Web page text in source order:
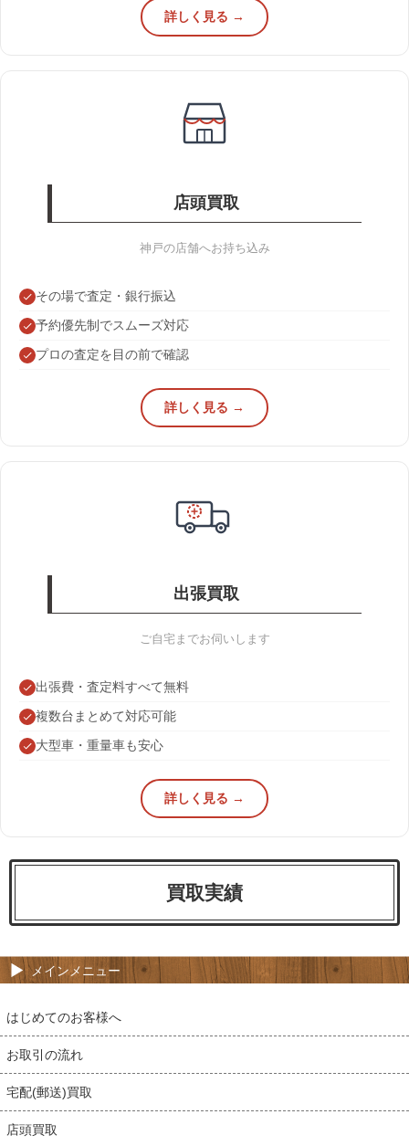
詳しく見る →
店頭買取
神戸の店舗へお持ち込み
その場で査定・銀行振込
予約優先制でスムーズ対応
プロの査定を目の前で確認
詳しく見る →
出張買取
ご自宅までお伺いします
出張費・査定料すべて無料
複数台まとめて対応可能
大型車・重量車も安心
詳しく見る →
買取実績
メインメニュー
はじめてのお客様へ
お取引の流れ
宅配(郵送)買取
店頭買取